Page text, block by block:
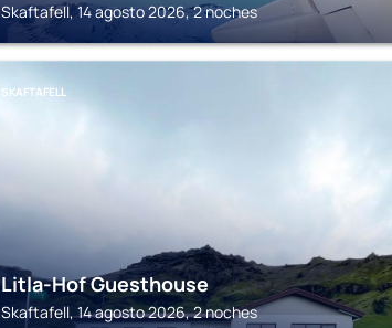
Skaftafell, 14 agosto 2026, 2 noches
SKAFTAFELL
Litla-Hof Guesthouse
Skaftafell, 14 agosto 2026, 2 noches